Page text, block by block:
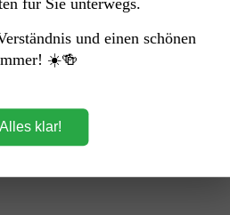
für Sie unterwegs.
und einen schönen
☀️🍻
Alles klar!